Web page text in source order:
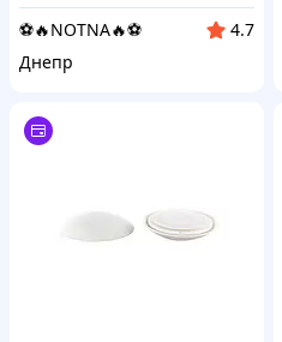
⚽️🔥NOTNA🔥⚽️
4.7
Днепр